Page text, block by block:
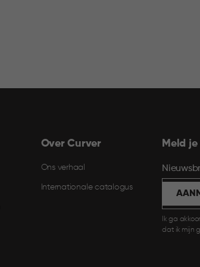
Over Curver
Ons verhaal
Internationale catalogus
Meld
Ik ga
dat ik mijn